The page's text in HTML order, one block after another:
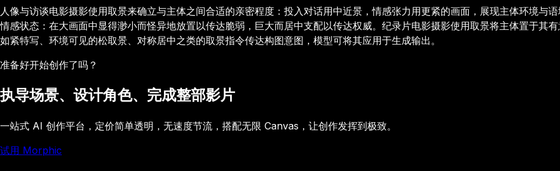
人像与访谈电影摄影使用取景来确立与主体之间合适的亲密程度：投入对话用中近景，情感张力用更紧的画面，展现主体环境与
情感状态：在大画面中显得渺小而怪异地放置以传达脆弱，巨大而居中支配以传达权威。纪录片电影摄影使用取景将主体置于其
如紧特写、环境可见的松取景、对称居中之类的取景指令传达构图意图，模型可将其应用于生成输出。
准备好开始创作了吗？
执导场景、设计角色、完成整部影片
一站式 AI 创作平台，定价简单透明，无速度节流，搭配无限 Canvas，让创作发挥到极致。
试用 Morphic